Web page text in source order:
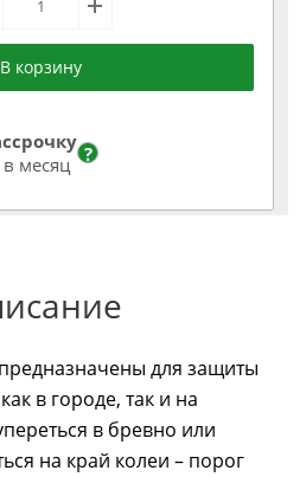
В корзину
месяц
?
для защиты
в городе, так и на
в бревно или
на край колеи – порог